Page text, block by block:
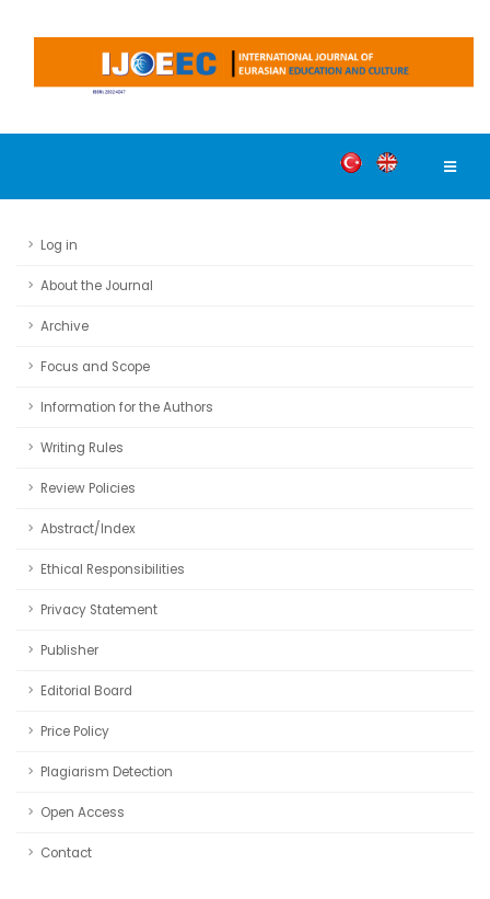
Log in
About the Journal
Archive
Focus and Scope
Information for the Authors
Writing Rules
Review Policies
Abstract/Index
Ethical Responsibilities
Privacy Statement
Publisher
Editorial Board
Price Policy
Plagiarism Detection
Open Access
Contact